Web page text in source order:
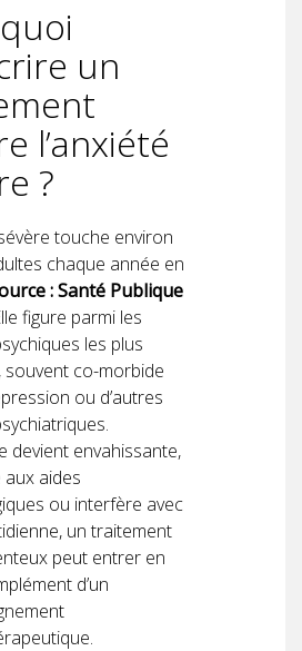
un
l’anxiété
?
touche environ
chaque année en
: Santé Publique
figure parmi les
les plus
souvent co-morbide
ou d’autres
devient envahissante,
aides
ou interfère avec
un traitement
peut entrer en
d’un